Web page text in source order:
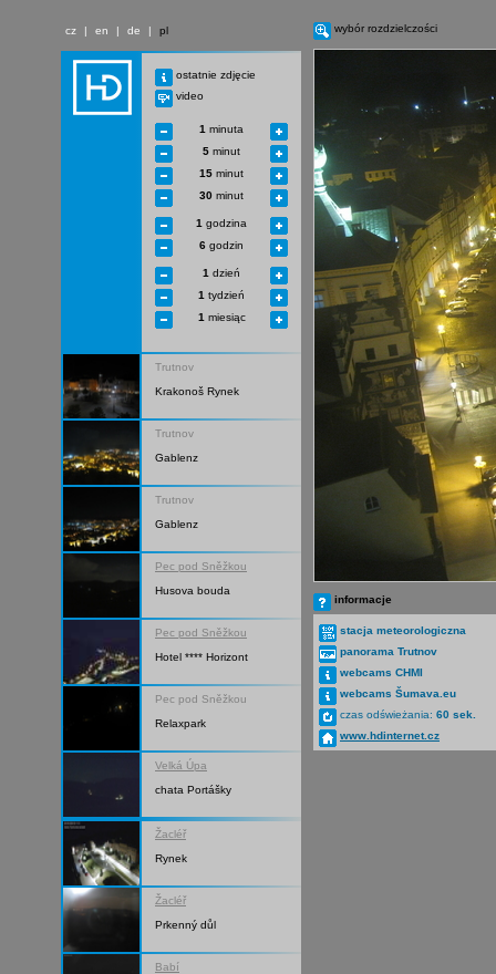
cz | en | de | pl
ostatnie zdjęcie
video
1 minuta
5 minut
15 minut
30 minut
1 godzina
6 godzin
1 dzień
1 tydzień
1 miesiąc
Trutnov
Krakonoš Rynek
Trutnov
Gablenz
Trutnov
Gablenz
Pec pod Sněžkou
Husova bouda
Pec pod Sněžkou
Hotel **** Horizont
Pec pod Sněžkou
Relaxpark
Velká Úpa
chata Portášky
Žacléř
Rynek
Žacléř
Prkenný důl
Babí
wybór rozdzielczości
informacje
stacja meteorologiczna
panorama Trutnov
webcams CHMI
webcams Šumava.eu
czas odświeżania: 60 sek.
www.hdinternet.cz